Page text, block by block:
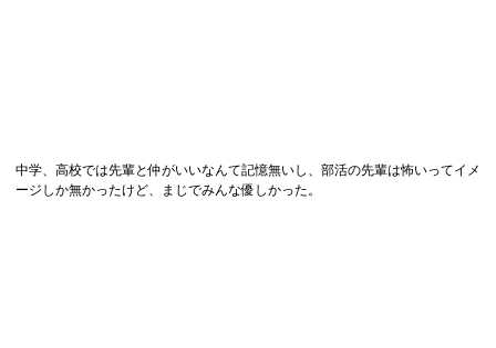
中学、高校では先輩と仲がいいなんて記憶無いし、部活の先輩は怖いってイメ
ージしか無かったけど、まじでみんな優しかった。